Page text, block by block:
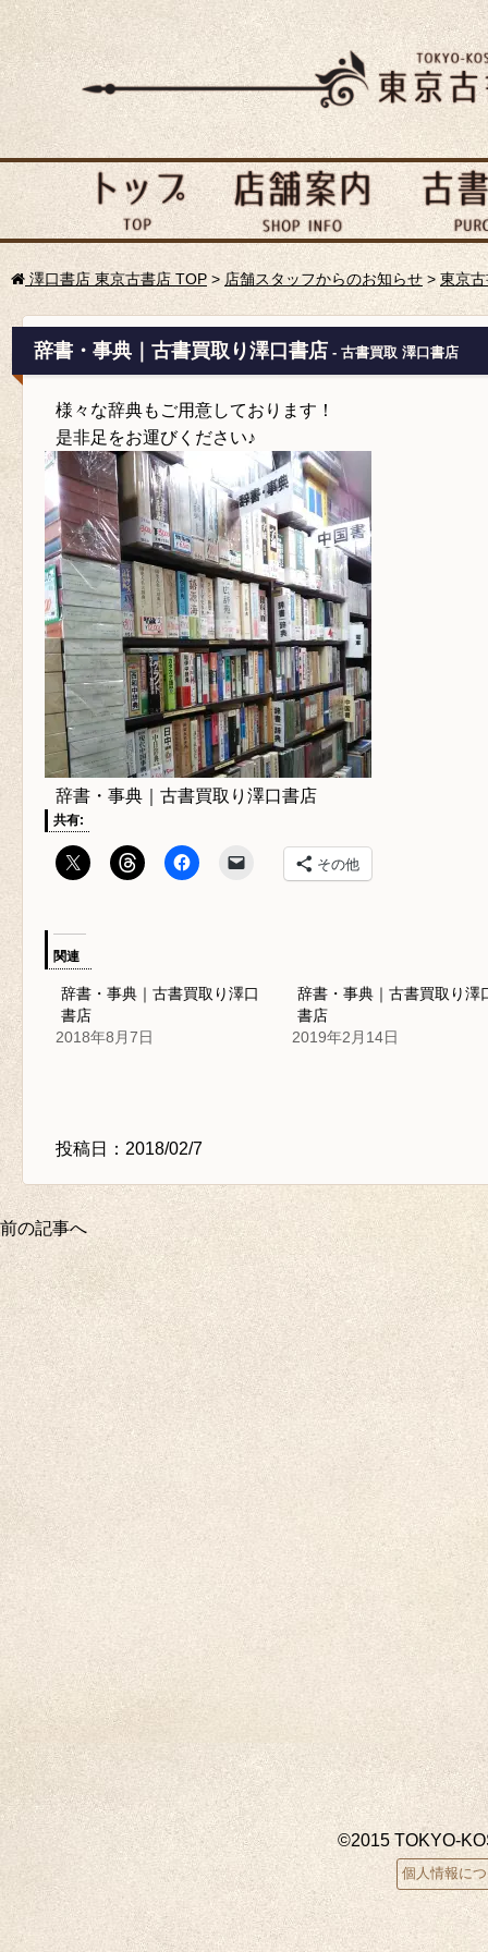
澤口書店 東京古書店 TOP > 店舗スタッフからのお知らせ> 東京
辞書・事典｜古書買取り澤口書店 - 古書買取 澤口書店
様々な辞典もご用意しております！
是非足をお運びください♪
辞書・事典｜古書買取り澤口書店
共有:
その他
関連
辞書・事典｜古書買取り澤口
書店
2018年8月7日
辞書・事典｜古書買取り澤
書店
2019年2月14日
投稿日：2018/02/7
前の記事へ
©2015 TOKYO-
個人情報に